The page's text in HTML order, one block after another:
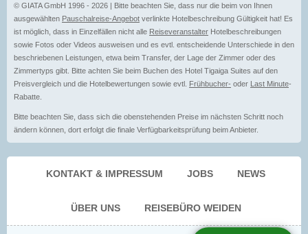
© GIATA GmbH 1996 - 2026 | Bitte beachten Sie, dass nur die beim von Ihnen
ausgewählten Pauschalreise-Angebot verlinkte Hotelbeschreibung Gültigkeit hat! Es
ist möglich, dass in Einzelfällen nicht alle Reiseveranstalter Hotelbeschreibungen
sowie Fotos oder Videos ausweisen und es evtl. entscheidende Unterschiede in den
beschriebenen Leistungen, etwa beim Transfer, der Lage der Zimmer oder des
Zimmertyps gibt. Bitte achten Sie beim Buchen des Hotel Tigaiga Suites auf den
Preisvergleich und die Hotelbewertungen sowie evtl. Frühbucher- oder Last Minute-
Rabatte.
Bitte beachten Sie, dass sich die obenstehenden Preise im nächsten Schritt noch
ändern können, dort erfolgt die finale Verfügbarkeitsprüfung beim Anbieter.
KONTAKT & IMPRESSUM JOBS NEWS
ÜBER UNS REISEBÜRO WEIDEN